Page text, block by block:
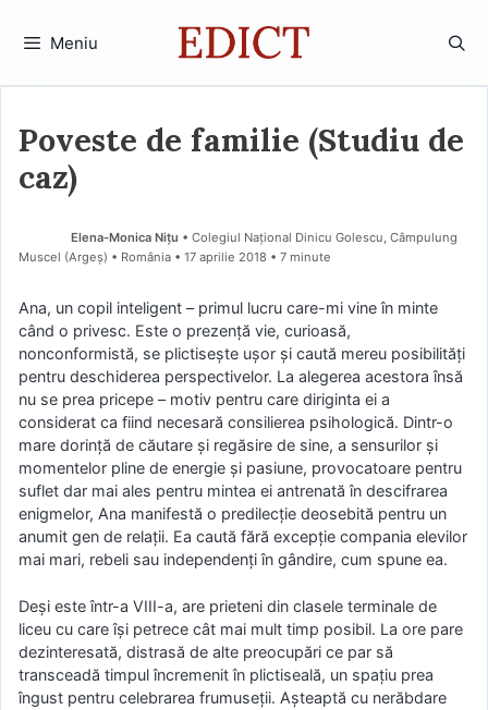
Meniu
Poveste de familie (Studiu de
caz)
Elena-Monica Nițu • Colegiul Național Dinicu Golescu, Câmpulung
Muscel (Argeş) • România
17 aprilie 2018 • 7 minute
Ana, un copil inteligent – primul lucru care-mi vine în minte
când o privesc. Este o prezenţă vie, curioasă,
nonconformistă, se plictiseşte uşor şi caută mereu posibilităţi
pentru deschiderea perspectivelor. La alegerea acestora însă
nu se prea pricepe – motiv pentru care diriginta ei a
considerat ca fiind necesară consilierea psihologică. Dintr-o
mare dorinţă de căutare şi regăsire de sine, a sensurilor şi
momentelor pline de energie şi pasiune, provocatoare pentru
suflet dar mai ales pentru mintea ei antrenată în descifrarea
enigmelor, Ana manifestă o predilecţie deosebită pentru un
anumit gen de relaţii. Ea caută fără excepţie compania elevilor
mai mari, rebeli sau independenţi în gândire, cum spune ea.
Deşi este într-a VIII-a, are prieteni din clasele terminale de
liceu cu care îşi petrece cât mai mult timp posibil. La ore pare
dezinteresată, distrasă de alte preocupări ce par să
transceadă timpul încremenit în plictiseală, un spaţiu prea
îngust pentru celebrarea frumuseţii. Aşteaptă cu nerăbdare